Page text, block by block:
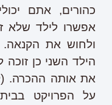
כהורים, אתם
אפשרו לילד שלא
ולחוש את הקנאה.
הילד השני כן
את אותה ההכרה.
על הפרויקט